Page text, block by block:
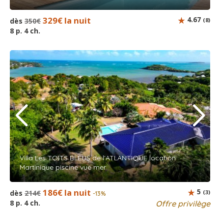
dès 350€ 329€ la nuit
8 p. 4 ch.
4.67 (8)
Villa Les TOITS BLEUS de l'ATLANTIQUE location
Martinique piscine vue mer
dès 214€ 186€ la nuit -13%
8 p. 4 ch. Offre privilège
5 (3)